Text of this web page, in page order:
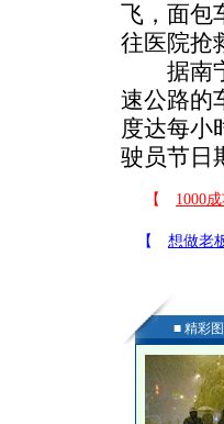
飞，面包
往医院抢
据南宁
速公路的
度达每小
驶员节日
■ 精彩